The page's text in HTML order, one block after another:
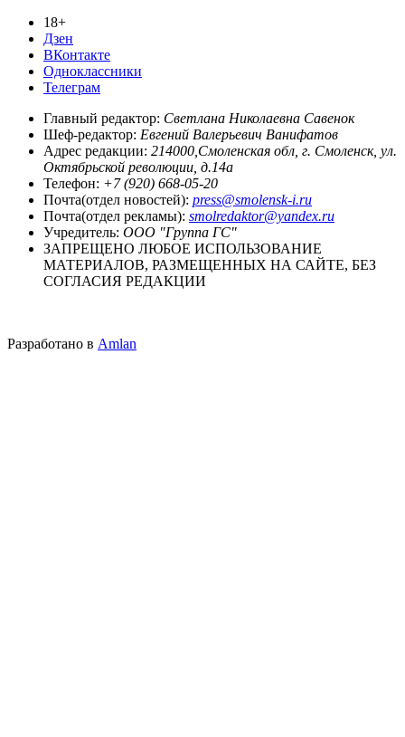
18+
Дзен
ВКонтакте
Одноклассники
Телеграм
Главный редактор: Светлана Николаевна Савенок
Шеф-редактор: Евгений Валерьевич Ванифатов
Адрес редакции: 214000,Смоленская обл, г. Смоленск, ул.
Октябрьской революции, д.14а
Телефон: +7 (920) 668-05-20
Почта(отдел новостей): press@smolensk-i.ru
Почта(отдел рекламы): smolredaktor@yandex.ru
Учредитель: ООО "Группа ГС"
ЗАПРЕЩЕНО ЛЮБОЕ ИСПОЛЬЗОВАНИЕ
МАТЕРИАЛОВ, РАЗМЕЩЕННЫХ НА САЙТЕ, БЕЗ
СОГЛАСИЯ РЕДАКЦИИ
Разработано в Amlan